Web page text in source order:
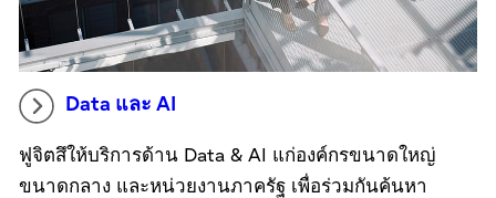
Data และ AI
ฟูจิตสึให้บริการด้าน Data & AI แก่องค์กรขนาดใหญ่
ขนาดกลาง และหน่วยงานภาครัฐ เพื่อร่วมกันค้นหา